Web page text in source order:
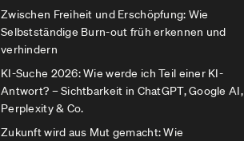
Zwischen Freiheit und Erschöpfung: Wie
Selbstständige Burn-out früh erkennen und
verhindern
KI-Suche 2026: Wie werde ich Teil einer KI-
Antwort? – Sichtbarkeit in ChatGPT, Google AI,
Perplexity & Co.
Zukunft wird aus Mut gemacht: Wie